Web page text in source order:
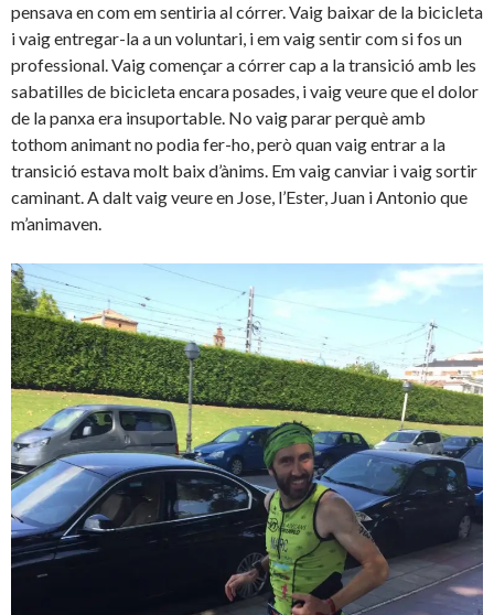
pensava en com em sentiria al córrer. Vaig baixar de la bicicleta
i vaig entregar-la a un voluntari, i em vaig sentir com si fos un
professional. Vaig començar a córrer cap a la transició amb les
sabatilles de bicicleta encara posades, i vaig veure que el dolor
de la panxa era insuportable. No vaig parar perquè amb
tothom animant no podia fer-ho, però quan vaig entrar a la
transició estava molt baix d’ànims. Em vaig canviar i vaig sortir
caminant. A dalt vaig veure en Jose, l’Ester, Juan i Antonio que
m’animaven.